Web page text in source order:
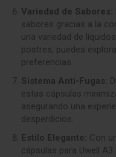
Variedad de Sabores:
sabores gracias a la
una variedad de
postres, puedes
preferencias.
Sistema Anti-Fugas:
estas cápsulas
asegurando una
desperdicios.
Estilo Elegante: Con
cápsulas para Uwell